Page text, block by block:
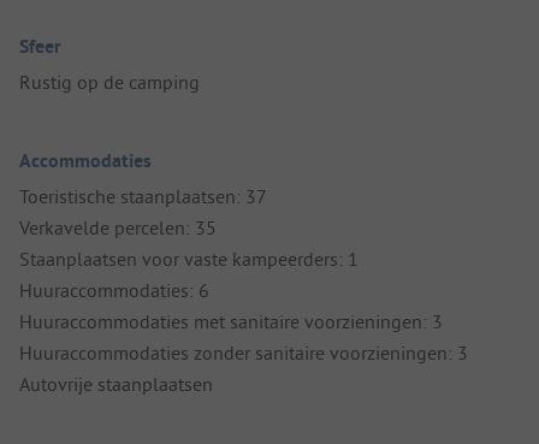
Sfeer
Rustig op de camping
Accommodaties
Toeristische staanplaatsen: 37
Verkavelde percelen: 35
Staanplaatsen voor vaste kampeerders: 1
Huuraccommodaties: 6
Huuraccommodaties met sanitaire voorzieningen: 3
Huuraccommodaties zonder sanitaire voorzieningen: 3
Autovrije staanplaatsen